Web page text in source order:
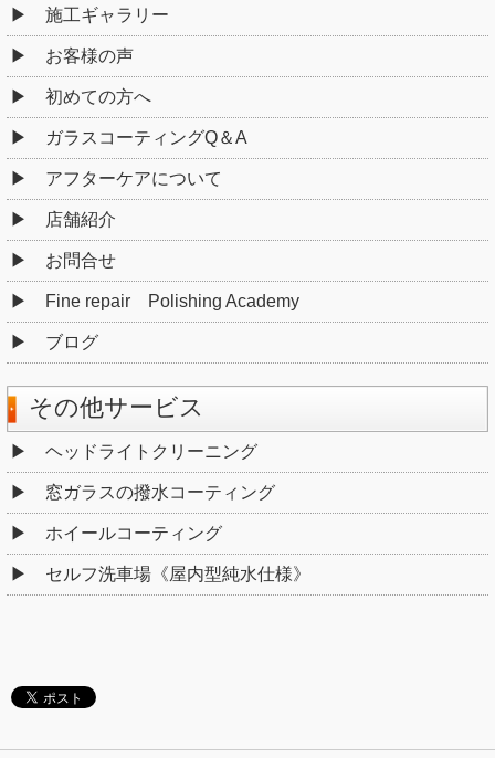
施工ギャラリー
お客様の声
初めての方へ
ガラスコーティングQ＆A
アフターケアについて
店舗紹介
お問合せ
Fine repair Polishing Academy
ブログ
その他サービス
ヘッドライトクリーニング
窓ガラスの撥水コーティング
ホイールコーティング
セルフ洗車場《屋内型純水仕様》